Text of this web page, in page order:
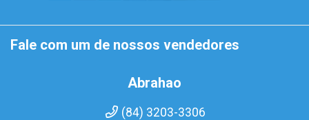
Fale com um de nossos vendedores
Abrahao
(84) 3203-3306